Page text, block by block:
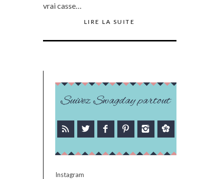
vrai casse…
LIRE LA SUITE
Suivez Swagday partout
Instagram